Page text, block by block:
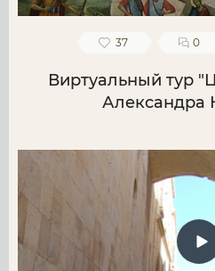
37 0
Виртуальный тур
Александра